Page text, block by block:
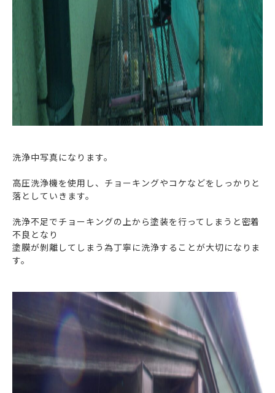
洗浄中写真になります。
高圧洗浄機を使用し、チョーキングやコケなどをしっかりと
落としていきます。
洗浄不足でチョーキングの上から塗装を行ってしまうと密着
不良となり
塗膜が剝離してしまう為丁寧に洗浄することが大切になりま
す。